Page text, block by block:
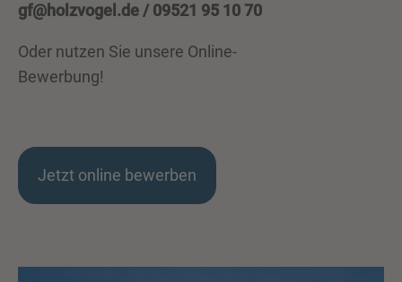
gf@holzvogel.de/ 09521 95 10 70
Oder nutzen Sie unsere Online-
Bewerbung!
Jetzt online bewerben